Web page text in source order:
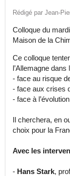
Rédigé par Jean-
Colloque du
Maison de la
Ce colloque
l’Allemagne
- face au risque
- face aux crises
- face à
Il cherchera, en
choix pour la
Avec les
- Hans Stark,